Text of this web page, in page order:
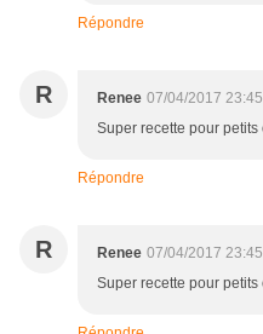
Répondre
R Renee 07/04/2017 23:45
Super recette pour
Répondre
R Renee 07/04/2017 23:45
Super recette pour